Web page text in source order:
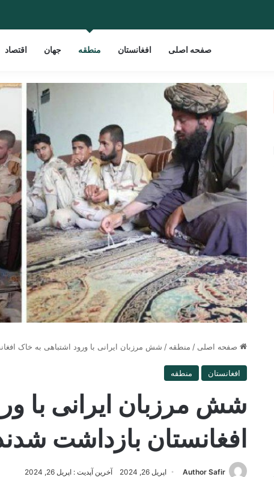
صفحه اصلی افغانستان منطقه جهان اقتصاد
صفحه اصلی / منطقه / شش مرزبان ایرانی با ورود اشتباهی به خاک
افغانستان منطقه
شش مرزبان ایرانی با
افغانستان بازداشت
Author Safir اپریل 26, 2024 آخرین آپدیت : اپریل 26, 2024